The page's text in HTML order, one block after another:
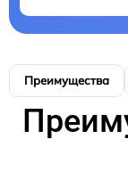
Преимущества